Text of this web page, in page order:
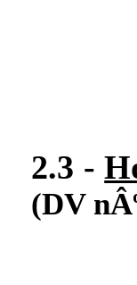
2.3 -
(DV